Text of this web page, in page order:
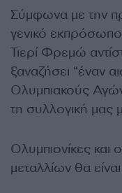
Σύμφωνα με την
γενικό εκπρόσωπο
Τιερί Φρεμώ
ξαναζήσει “έναν
Ολυμπιακούς
τη συλλογική μας
Ολυμπιονίκες και
μεταλλίων θα